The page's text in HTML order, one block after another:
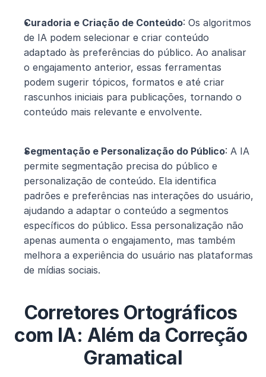
Curadoria e Criação de Conteúdo: Os algoritmos
de IA podem selecionar e criar conteúdo
adaptado às preferências do público. Ao analisar
o engajamento anterior, essas ferramentas
podem sugerir tópicos, formatos e até criar
rascunhos iniciais para publicações, tornando o
conteúdo mais relevante e envolvente.
Segmentação e Personalização do Público: A IA
permite segmentação precisa do público e
personalização de conteúdo. Ela identifica
padrões e preferências nas interações do usuário,
ajudando a adaptar o conteúdo a segmentos
específicos do público. Essa personalização não
apenas aumenta o engajamento, mas também
melhora a experiência do usuário nas plataformas
de mídias sociais.
Corretores Ortográficos
com IA: Além da Correção
Gramatical